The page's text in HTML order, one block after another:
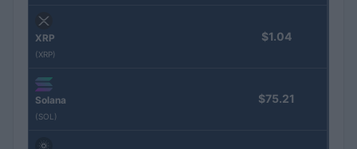
XRP
(XRP)
$1.04
Solana
(SOL)
$75.21